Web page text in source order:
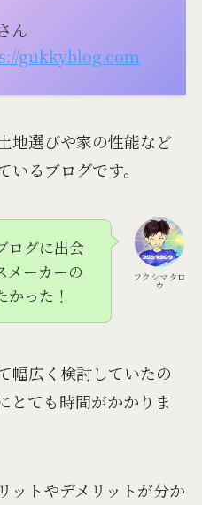
ん
gukkyblog.com
地選びや家の性能など
るブログです。
フクシマタロ
ウ
ログに出会
メーカーの
った！
幅広く検討していたの
とても時間がかかりま
ットやデメリットが分か